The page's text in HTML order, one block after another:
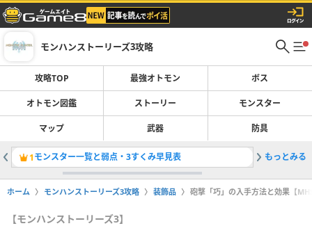
モンハンストーリーズ3攻略
攻略TOP 最強オトモン ボス
オトモン図鑑 ストーリー モンスター
マップ 武器 防具
1モンスター一覧と弱点・3すくみ早見表 2最強オ
もっとみる
ホーム モンハンストーリーズ3攻略 装飾品 砲撃「巧」の入手方法と効果【
【モンハンストーリーズ3】